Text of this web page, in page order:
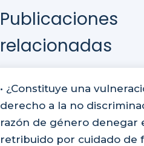
Publicaciones
relacionadas
• ¿Constituye una
derecho a la no
razón de género denegar
retribuido por cuidado de